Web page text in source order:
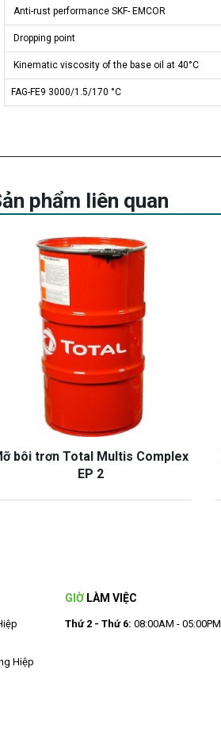
Anti-rust performance SKF- EMCOR
Dropping point
Kinematic viscosity of the base oil at 40°C
FAG-FE9 3000/1.5/170 °C
phẩm liên quan
bôi trơn Total Multis Complex
EP 2
Hiệp
GIỜLÀM VIỆC
Thứ 2 - Thứ 6: 08:00AM - 05:00PM